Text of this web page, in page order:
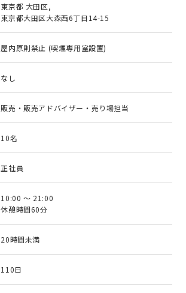
東京都 大田区,
東京都大田区大森西6丁目14-15
屋内原則禁止 (喫煙専用室設置)
なし
販売・販売アドバイザー・売り場担当
10名
正社員
10:00 ～ 21:00
休憩時間60分
20時間未満
110日